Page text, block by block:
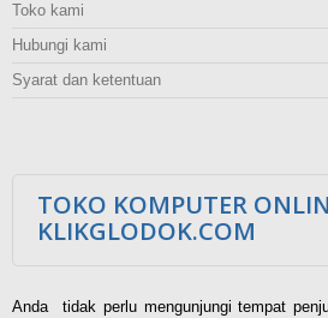
Toko kami
Hubungi kami
Syarat dan ketentuan
TOKO KOMPUTER
KLIKGLODOK.COM
Anda tidak perlu mengunjungi tempat